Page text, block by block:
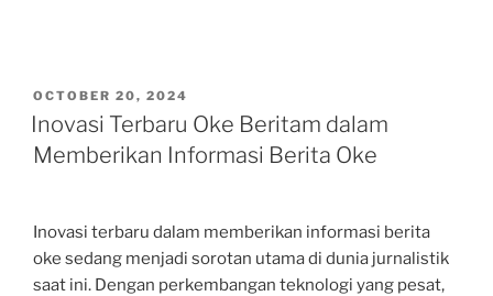
POSTED
ON
OCTOBER 20, 2024
Inovasi Terbaru Oke Beritam dalam
Memberikan Informasi Berita Oke
Inovasi terbaru dalam memberikan informasi berita
oke sedang menjadi sorotan utama di dunia jurnalistik
saat ini. Dengan perkembangan teknologi yang pesat,